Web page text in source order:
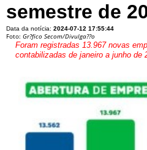
semestre de
Data da notícia: 2024-07-12 17:55:44
Foto: Gr?fico Secom/Divulga??o
Foram registradas 13.967 novas
contabilizadas de janeiro a junho de